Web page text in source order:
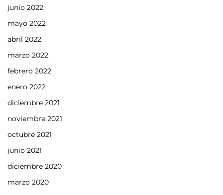
junio 2022
mayo 2022
abril 2022
marzo 2022
febrero 2022
enero 2022
diciembre 2021
noviembre 2021
octubre 2021
junio 2021
diciembre 2020
marzo 2020